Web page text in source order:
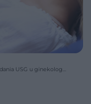
USG u ginekologa,
badań HCG i